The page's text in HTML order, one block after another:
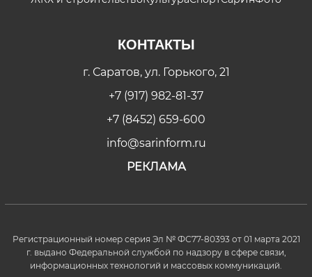
КОНТАКТЫ
г. Саратов, ул. Горького, 21
+7 (917) 982-81-37
+7 (8452) 659-600
info@sarinform.ru
РЕКЛАМА
Регистрационный номер серия Эл № ФС77-80393 от 01 марта 2021
г. выдано Федеральной службой по надзору в сфере связи,
информационных технологий и массовых коммуникаций.